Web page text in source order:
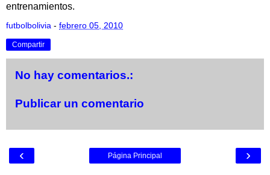
entrenamientos.
futbolbolivia - febrero 05, 2010
Compartir
No hay comentarios.:
Publicar un comentario
‹ ›
Página Principal